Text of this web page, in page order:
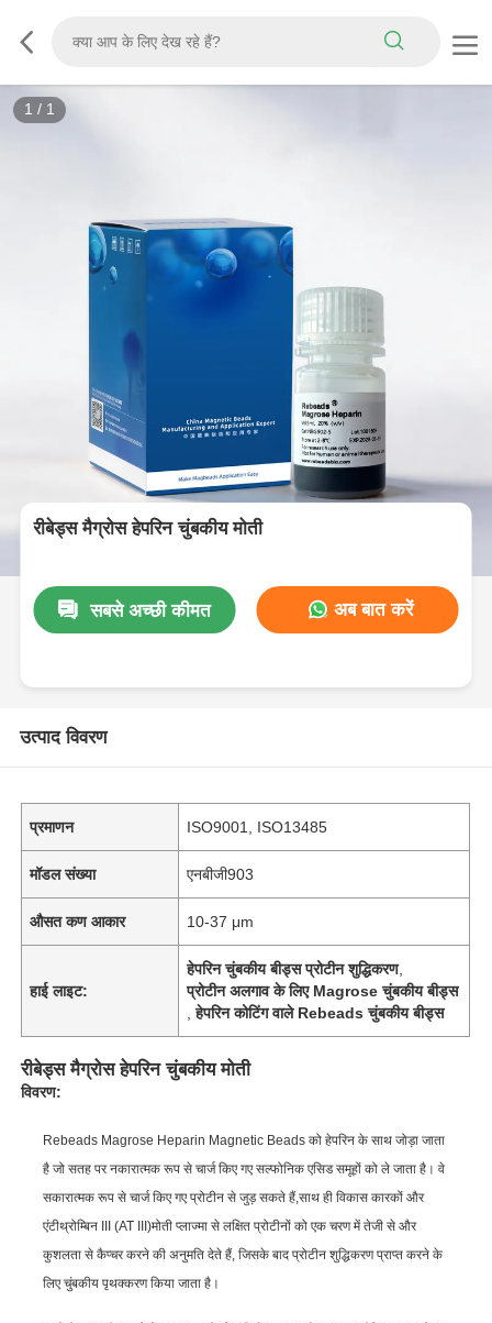
1 / 1
रीबेड्स मैग्रोस हेपरिन चुंबकीय मोती
सबसे अच्छी कीमत अब बात करें
उत्पाद विवरण
प्रमाणन ISO9001, ISO13485
मॉडल संख्या एनबीजी903
औसत कण आकार 10-37 μm
हाई लाइट:
हेपरिन चुंबकीय बीड्स प्रोटीन शुद्धिकरण,
प्रोटीन अलगाव के लिए Magrose चुंबकीय बीड्स
,हेपरिन कोटिंग वाले Rebeads चुंबकीय बीड्स
रीबेड्स मैग्रोस हेपरिन चुंबकीय मोती
विवरण:
Rebeads Magrose Heparin Magnetic Beads को हेपरिन के साथ जोड़ा जाता
है जो सतह पर नकारात्मक रूप से चार्ज किए गए सल्फोनिक एसिड समूहों को ले जाता है। वे
सकारात्मक रूप से चार्ज किए गए प्रोटीन से जुड़ सकते हैं,साथ ही विकास कारकों और
एंटीथ्रोम्बिन III (AT III)मोती प्लाज्मा से लक्षित प्रोटीनों को एक चरण में तेजी से और
कुशलता से कैप्चर करने की अनुमति देते हैं, जिसके बाद प्रोटीन शुद्धिकरण प्राप्त करने के
लिए चुंबकीय पृथक्करण किया जाता है।